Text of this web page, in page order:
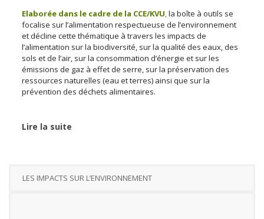
Elaborée dans le cadre de la CCE/KVU la boîte à outils se
focalise sur l’alimentation respectueuse de l’environnement
et décline cette thématique à travers les impacts de
l’alimentation sur la biodiversité, sur la qualité des eaux, des
sols et de l’air, sur la consommation d’énergie et sur les
émissions de gaz à effet de serre, sur la préservation des
ressources naturelles (eau et terres) ainsi que sur la
prévention des déchets alimentaires.
Lire la suite
LES IMPACTS SUR L’ENVIRONNEMENT